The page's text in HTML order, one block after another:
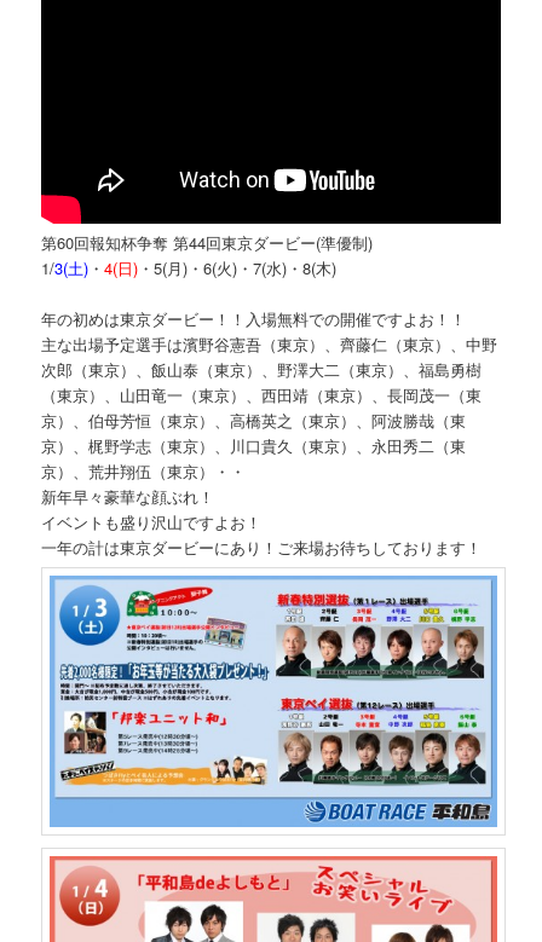
第60回報知杯争奪 第44回東京ダービー(準優制)
1/3(土) ・4(日) ・5(月)・6(火)・7(水)・8(木)
年の初めは東京ダービー！！入場無料での開催ですよお！！
主な出場予定選手は濱野谷憲吾（東京）、齊藤仁（東京）、中野
次郎（東京）、飯山泰（東京）、野澤大二（東京）、福島勇樹
（東京）、山田竜一（東京）、西田靖（東京）、長岡茂一（東
京）、伯母芳恒（東京）、高橋英之（東京）、阿波勝哉（東
京）、梶野学志（東京）、川口貴久（東京）、永田秀二（東
京）、荒井翔伍（東京）・・
新年早々豪華な顔ぶれ！
イベントも盛り沢山ですよお！
一年の計は東京ダービーにあり！ご来場お待ちしております！